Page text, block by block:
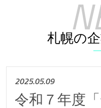
札幌の
2025.05.09
令和７年度